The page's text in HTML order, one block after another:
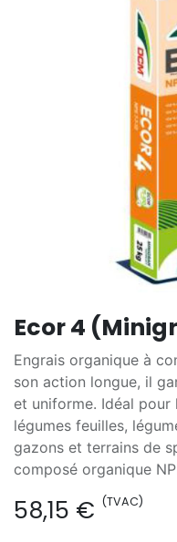
Ecor 4
Engrais organique à
son action longue, il
et uniforme. Idéal pour
légumes feuilles,
gazons et terrains de
composé organique
58,15 € (TVAC)